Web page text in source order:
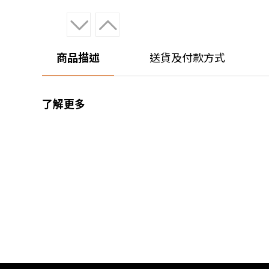
商品描述 送貨及付款方式
了解更多